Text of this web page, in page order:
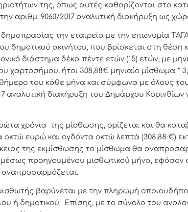
της, όπως αυτές καθορίζονται στο
αριθμ. 9060/2017 αναλυτική διακήρυξη ως
την εταιρεία με την επωνυμία
ακινήτου, που βρίσκεται στη θέση
διάστημα δέκα πέντε ετών (15) ετών, με
χαρτοσήμου, ήτοι 308,88€ μηνιαίο μίσθωμα *
του κάθε μήνα και σύμφωνα με όλους
αναλυτική διακήρυξη του Δημάρχου Κορινθίων
χρόνια της μίσθωσης, ορίζεται και θα
ευρώ και ογδόντα οκτώ λεπτά (308,88 €)
της εκμίσθωσης το μίσθωμα θα
προηγουμένου μισθωτικού μήνα, εφόσον
αναπροσαρμόζεται.
που βαρύνει το ακίνητο, δημόσιου ή δημοτικού. Επίσης, με το σύνολο του αναλογούντος χαρτοσήμου (3,6%) ή, αν